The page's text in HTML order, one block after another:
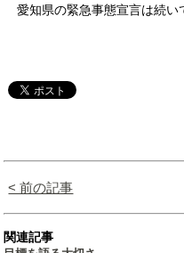
愛知県の緊急事態宣言は続い
< 前の記事
関連記事